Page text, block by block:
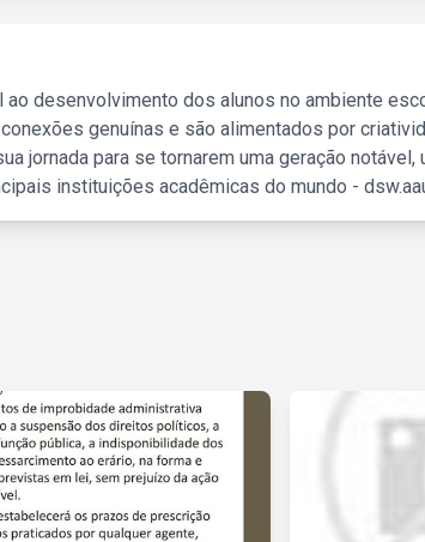
ao desenvolvimento dos alunos no ambiente
genuínas e são alimentados por
jornada para se tornarem uma geração notável,
instituições acadêmicas do mundo -